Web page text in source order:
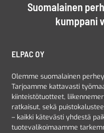
Suomalainen
kumppani
ELPAC OY
Olemme suomalainen
Tarjoamme kattavasti
kiinteistötuotteet,
ratkaisut, sekä
– kaikki kätevästi yhdestä
tuotevalikoimaamme